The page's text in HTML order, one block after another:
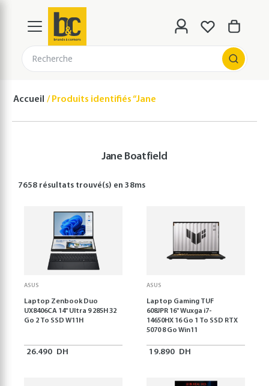
Recherche
Accueil Produits identifiés “Jane Boatfield”
Jane Boatfield
7658 résultats trouvé(s) en38ms
ASUS
Laptop Zenbook Duo
UX8406CA 14'' Ultra 9 285H 32
Go 2 To SSD W11H
26.490 DH
ASUS
Laptop Gaming TUF
608JPR 16'' Wuxga i7-
14650HX 16 Go 1 To SSD RTX
5070 8 Go Win11
19.890 DH